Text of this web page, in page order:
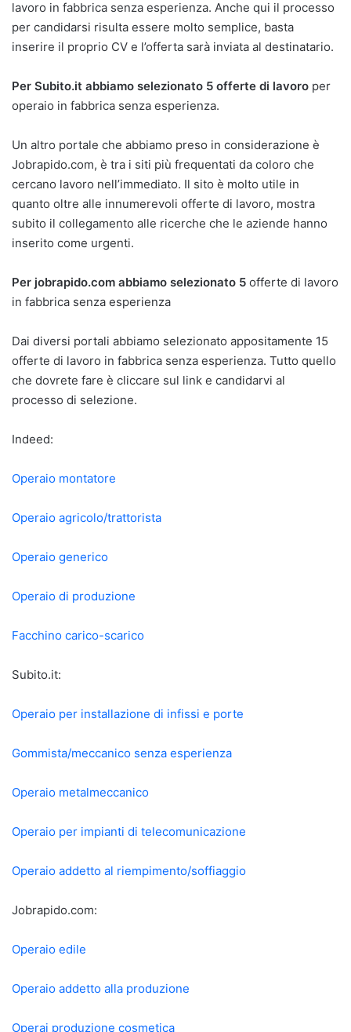
lavoro in fabbrica senza esperienza. Anche qui il processo
per candidarsi risulta essere molto semplice, basta
inserire il proprio CV e l’offerta sarà inviata al destinatario.
Per Subito.it abbiamo selezionato 5 offerte di lavoro per
operaio in fabbrica senza esperienza.
Un altro portale che abbiamo preso in considerazione è
Jobrapido.com, è tra i siti più frequentati da coloro che
cercano lavoro nell’immediato. Il sito è molto utile in
quanto oltre alle innumerevoli offerte di lavoro, mostra
subito il collegamento alle ricerche che le aziende hanno
inserito come urgenti.
Per jobrapido.com abbiamo selezionato 5 offerte di lavoro
in fabbrica senza esperienza
Dai diversi portali abbiamo selezionato appositamente 15
offerte di lavoro in fabbrica senza esperienza. Tutto quello
che dovrete fare è cliccare sul link e candidarvi al
processo di selezione.
Indeed:
Operaio montatore
Operaio agricolo/trattorista
Operaio generico
Operaio di produzione
Facchino carico-scarico
Subito.it:
Operaio per installazione di infissi e porte
Gommista/meccanico senza esperienza
Operaio metalmeccanico
Operaio per impianti di telecomunicazione
Operaio addetto al riempimento/soffiaggio
Jobrapido.com:
Operaio edile
Operaio addetto alla produzione
Operai produzione cosmetica